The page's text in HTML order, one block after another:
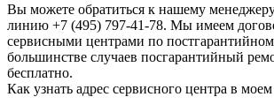
Вы можете обратиться к нашему
линию +7 (495) 797-41-78. Мы имеем
сервисными центрами по
большинстве случаев посгарантийный
бесплатно.
Как узнать адрес сервисного центра в